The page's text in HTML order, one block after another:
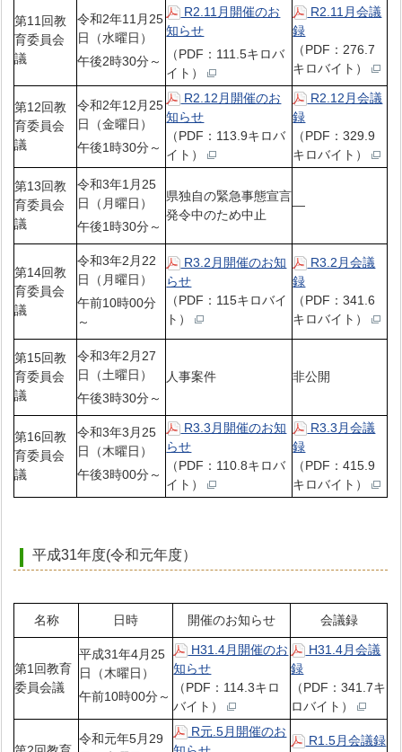
第11回教
育委員会
議
令和2年11月25
日（水曜日）
午後2時30分～
R2.11月開催のお
知らせ
（PDF：111.5キロバ
イト）
R2.11月会議
録
（PDF：276.7
キロバイト）
第12回教
育委員会
議
令和2年12月25
日（金曜日）
午後1時30分～
R2.12月開催のお
知らせ
（PDF：113.9キロバ
イト）
R2.12月会議
録
（PDF：329.9
キロバイト）
第13回教
育委員会
議
令和3年1月25
日（月曜日）
午後1時30分～
県独自の緊急事態宣言
発令中のため中止
—
第14回教
育委員会
議
令和3年2月22
日（月曜日）
午前10時00分
～
R3.2月開催のお知
らせ
（PDF：115キロバイ
ト）
R3.2月会議
録
（PDF：341.6
キロバイト）
第15回教
育委員会
議
令和3年2月27
日（土曜日）
午後3時30分～
人事案件 非公開
第16回教
育委員会
議
令和3年3月25
日（木曜日）
午後3時00分～
R3.3月開催のお知
らせ
（PDF：110.8キロバ
イト）
R3.3月会議
録
（PDF：415.9
キロバイト）
平成31年度(令和元年度）
名称 日時 開催のお知らせ 会議録
第1回教育
委員会議
平成31年4月25
日（木曜日）
午前10時00分～
H31.4月開催のお
知らせ
（PDF：114.3キロ
バイト）
H31.4月会議
録
（PDF：341.7キ
ロバイト）
令和元年5月29
R元.5月開催のお
R1.5月会議録